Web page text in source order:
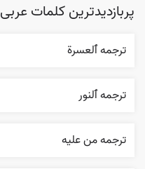
پربازدیدترین کلمات عربی
ترجمه ٱلعسرة
ترجمه ٱلنور
ترجمه من عليه